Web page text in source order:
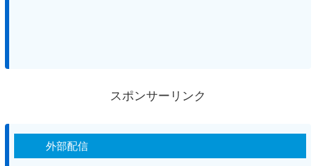
スポンサーリンク
外部配信